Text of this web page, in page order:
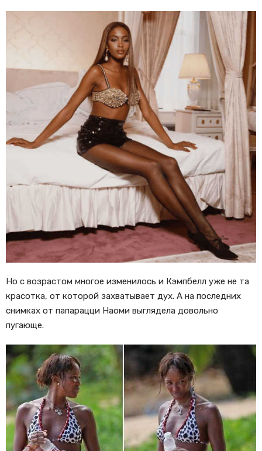
Но с возрастом многое изменилось и Кэмпбелл уже не та
красотка, от которой захватывает дух. А на последних
снимках от папарацци Наоми выглядела довольно
пугающе.